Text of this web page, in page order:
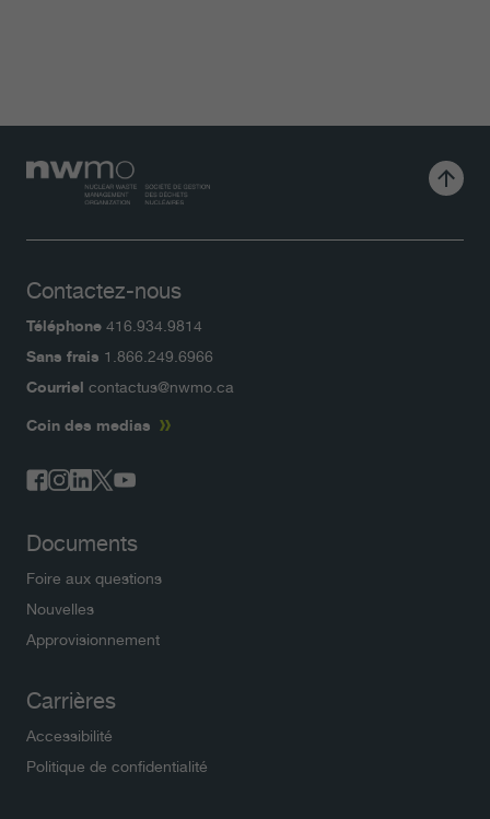
Contactez-nous
Téléphone 416.934.9814
Sans frais 1.866.249.6966
Courriel contactus@nwmo.ca
Coin des medias
Documents
Foire aux questions
Nouvelles
Approvisionnement
Carrières
Accessibilité
Politique de confidentialité